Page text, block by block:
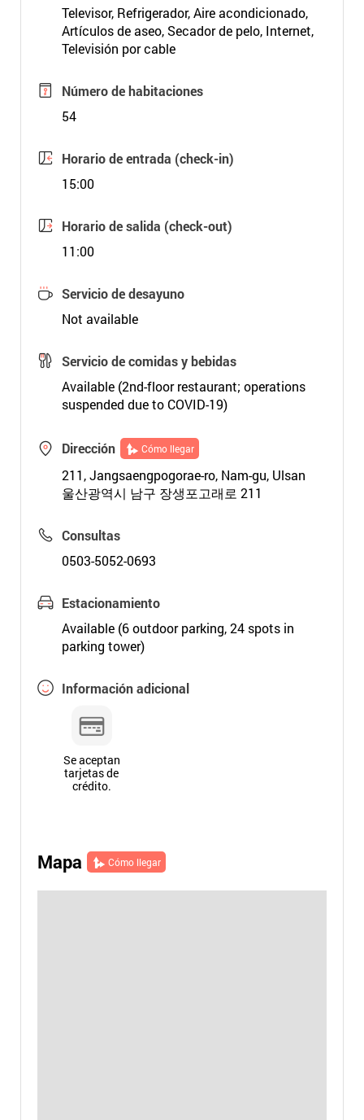
Televisor, Refrigerador, Aire acondicionado,
Artículos de aseo, Secador de pelo, Internet,
Televisión por cable
Número de habitaciones
54
Horario de entrada (check-in)
15:00
Horario de salida (check-out)
11:00
Servicio de desayuno
Not available
Servicio de comidas y bebidas
Available (2nd-floor restaurant; operations
suspended due to COVID-19)
Dirección Cómo llegar
211, Jangsaengpogorae-ro, Nam-gu, Ulsan
울산광역시 남구 장생포고래로 211
Consultas
0503-5052-0693
Estacionamiento
Available (6 outdoor parking, 24 spots in
parking tower)
Información adicional
Se aceptan
tarjetas de
crédito.
Mapa Cómo llegar